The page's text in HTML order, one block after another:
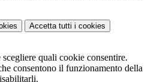
Accetta tutti i cookies
quali cookie consentire.
consentono il funzionamento della